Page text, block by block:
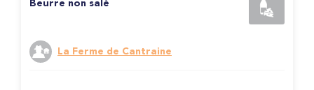
Beurre non salé
La Ferme de Cantraine